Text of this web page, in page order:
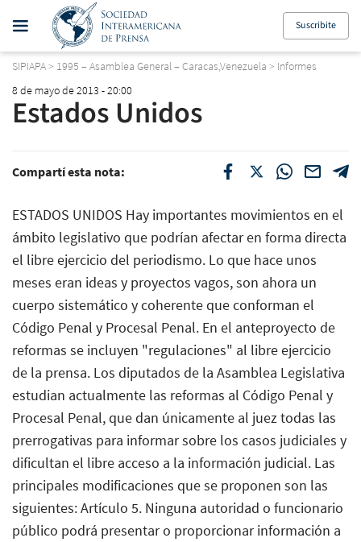
Suscribite
SIPIAPA> 1995 – Asamblea General – Caracas,Venezuela > Informes
8 de mayo de 2013 - 20:00
Estados Unidos
Compartí esta nota:
ESTADOS UNIDOS Hay importantes movimientos en el
ámbito legislativo que podrían afectar en forma directa
el libre ejercicio del periodismo. Lo que hace unos
meses eran ideas y proyectos vagos, son ahora un
cuerpo sistemático y coherente que conforman el
Código Penal y Procesal Penal. En el anteproyecto de
reformas se incluyen "regulaciones" al libre ejercicio
de la prensa. Los diputados de la Asamblea Legislativa
estudian actualmente las reformas al Código Penal y
Procesal Penal, que dan únicamente al juez todas las
prerrogativas para informar sobre los casos judiciales y
dificultan el libre acceso a la información judicial. Las
principales modificaciones que se proponen son las
siguientes: Artículo 5. Ninguna autoridad o funcionario
público podrá presentar o proporcionar información a